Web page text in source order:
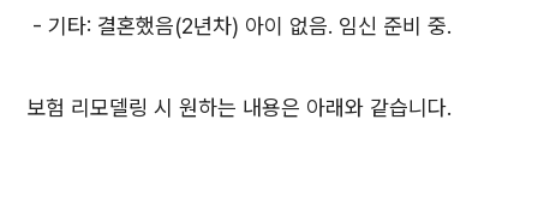
- 기타: 결혼했음(2년차) 아이 없음. 임신 준비 중.
보험 리모델링 시 원하는 내용은 아래와 같습니다.